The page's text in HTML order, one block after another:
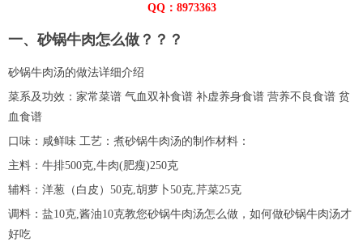
QQ：8973363
一、砂锅牛肉怎么做？？？
砂锅牛肉汤的做法详细介绍
菜系及功效：家常菜谱 气血双补食谱 补虚养身食谱 营养不良食谱 贫
血食谱
口味：咸鲜味 工艺：煮砂锅牛肉汤的制作材料：
主料：牛排500克,牛肉(肥瘦)250克
辅料：洋葱（白皮）50克,胡萝卜50克,芹菜25克
调料：盐10克,酱油10克教您砂锅牛肉汤怎么做，如何做砂锅牛肉汤才
好吃